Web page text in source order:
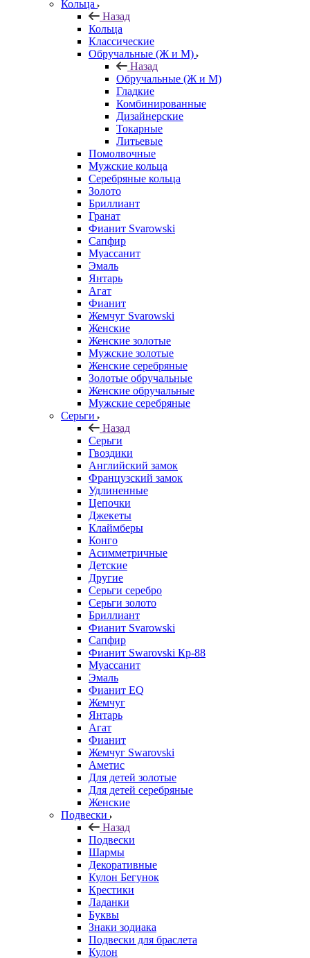
Кольца
Назад
Кольца
Классические
Обручальные (Ж и М)
Назад
Обручальные (Ж и М)
Гладкие
Комбинированные
Дизайнерские
Токарные
Литьевые
Помолвочные
Мужские кольца
Серебряные кольца
Золото
Бриллиант
Гранат
Фианит Svarowski
Сапфир
Муассанит
Эмаль
Янтарь
Агат
Фианит
Жемчуг Svarowski
Женские
Женские золотые
Мужские золотые
Женские серебряные
Золотые обручальные
Женские обручальные
Мужские серебряные
Серьги
Назад
Серьги
Гвоздики
Английский замок
Французский замок
Удлиненные
Цепочки
Джекеты
Клаймберы
Конго
Асимметричные
Детские
Другие
Серьги серебро
Серьги золото
Бриллиант
Фианит Svarowski
Сапфир
Фианит Swarovski Кр-88
Муассанит
Эмаль
Фианит EQ
Жемчуг
Янтарь
Агат
Фианит
Жемчуг Swarovski
Аметис
Для детей золотые
Для детей серебряные
Женские
Подвески
Назад
Подвески
Шармы
Декоративные
Кулон Бегунок
Крестики
Ладанки
Буквы
Знаки зодиака
Подвески для браслета
Кулон